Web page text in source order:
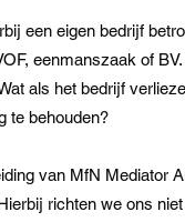
een eigen bedrijf
eenmanszaak of
als het bedrijf
te behouden?
van MfN Mediator
richten we ons